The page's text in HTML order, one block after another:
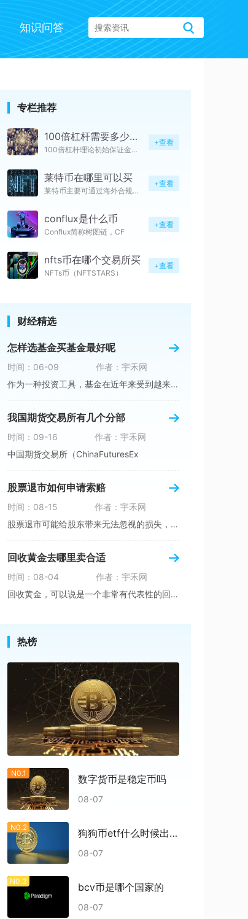
知识问答
专栏推荐
100倍杠杆需要多少保证金
100倍杠杆理论初始保证金为仓
+查看
莱特币在哪里可以买
莱特币主要可通过海外合规中心化
+查看
conflux是什么币
Conflux简称树图链，CF
+查看
nfts币在哪个交易所买
NFTs币（NFTSTARS）
+查看
财经精选
怎样选基金买基金最好呢
时间：06-09
作者：宇禾网
作为一种投资工具，基金在近年来受到越来越多人
我国期货交易所有几个分部
时间：09-16
作者：宇禾网
中国期货交易所（ChinaFuturesEx
股票退市如何申请索赔
时间：08-15
作者：宇禾网
股票退市可能给股东带来无法忽视的损失，但投资
回收黄金去哪里卖合适
时间：08-04
作者：宇禾网
回收黄金，可以说是一个非常有代表性的回收项目
热榜
N0.1 数字货币是稳定币吗
08-07
N0.2 狗狗币etf什么时候出结果
08-07
N0.3 bcv币是哪个国家的
08-07